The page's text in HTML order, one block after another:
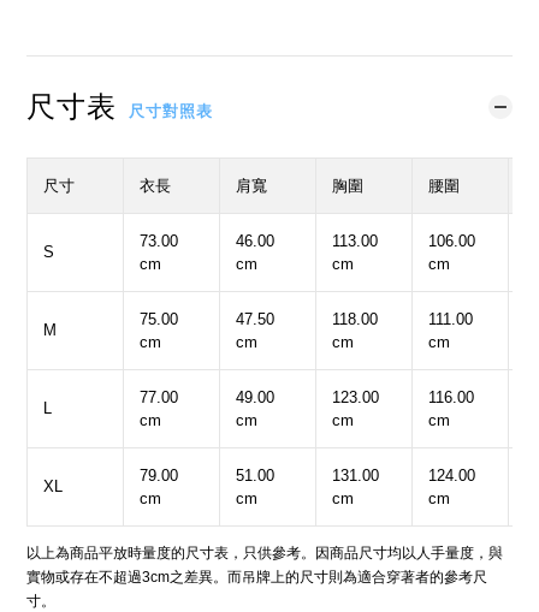
尺寸表 尺寸對照表
尺寸 衣長 肩寬 胸圍 腰圍
S
73.00
cm
46.00
cm
113.00
cm
106.00
cm
M
75.00
cm
47.50
cm
118.00
cm
111.00
cm
L
77.00
cm
49.00
cm
123.00
cm
116.00
cm
XL
79.00
cm
51.00
cm
131.00
cm
124.00
cm
以上為商品平放時量度的尺寸表，只供參考。因商品尺寸均以人手量度，與
實物或存在不超過3cm之差異。而吊牌上的尺寸則為適合穿著者的參考尺
寸。